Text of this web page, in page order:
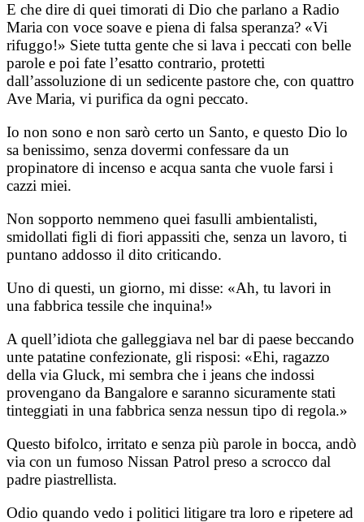
E che dire di quei timorati di Dio che parlano a Radio
Maria con voce soave e piena di falsa speranza? «Vi
rifuggo!» Siete tutta gente che si lava i peccati con belle
parole e poi fate l’esatto contrario, protetti
dall’assoluzione di un sedicente pastore che, con quattro
Ave Maria, vi purifica da ogni peccato.
Io non sono e non sarò certo un Santo, e questo Dio lo
sa benissimo, senza dovermi confessare da un
propinatore di incenso e acqua santa che vuole farsi i
cazzi miei.
Non sopporto nemmeno quei fasulli ambientalisti,
smidollati figli di fiori appassiti che, senza un lavoro, ti
puntano addosso il dito criticando.
Uno di questi, un giorno, mi disse: «Ah, tu lavori in
una fabbrica tessile che inquina!»
A quell’idiota che galleggiava nel bar di paese beccando
unte patatine confezionate, gli risposi: «Ehi, ragazzo
della via Gluck, mi sembra che i jeans che indossi
provengano da Bangalore e saranno sicuramente stati
tinteggiati in una fabbrica senza nessun tipo di regola.»
Questo bifolco, irritato e senza più parole in bocca, andò
via con un fumoso Nissan Patrol preso a scrocco dal
padre piastrellista.
Odio quando vedo i politici litigare tra loro e ripetere ad